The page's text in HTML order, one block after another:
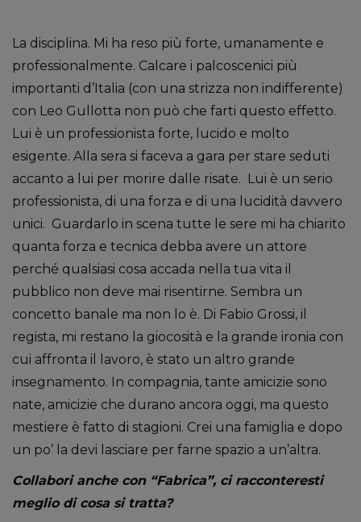
La disciplina. Mi ha reso più forte, umanamente e
professionalmente. Calcare i palcoscenici più
importanti d’Italia (con una strizza non indifferente)
con Leo Gullotta non può che farti questo effetto.
Lui è un professionista forte, lucido e molto
esigente. Alla sera si faceva a gara per stare seduti
accanto a lui per morire dalle risate. Lui è un serio
professionista, di una forza e di una lucidità davvero
unici. Guardarlo in scena tutte le sere mi ha chiarito
quanta forza e tecnica debba avere un attore
perché qualsiasi cosa accada nella tua vita il
pubblico non deve mai risentirne. Sembra un
concetto banale ma non lo è. Di Fabio Grossi, il
regista, mi restano la giocosità e la grande ironia con
cui affronta il lavoro, è stato un altro grande
insegnamento. In compagnia, tante amicizie sono
nate, amicizie che durano ancora oggi, ma questo
mestiere è fatto di stagioni. Crei una famiglia e dopo
un po’ la devi lasciare per farne spazio a un’altra.
Collabori anche con “Fabrica”, ci racconteresti
meglio di cosa si tratta?